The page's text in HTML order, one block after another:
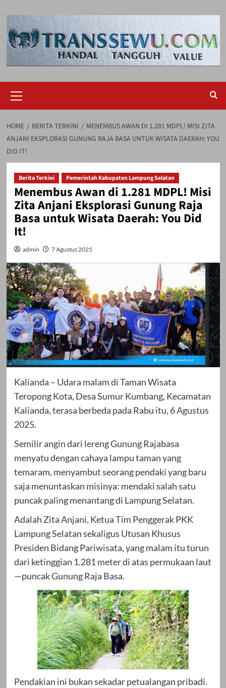
to
content
Menu
HOME BERITA TERKINI
MENEMBUS AWAN DI 1.281 MDPL! MISI ZITA
ANJANI EKSPLORASI GUNUNG RAJA BASA UNTUK WISATA DAERAH: YOU
DID IT!
Berita Terkini Pemerintah Kabupaten Lampung Selatan
Menembus Awan di 1.281 MDPL! Misi
Zita Anjani Eksplorasi Gunung Raja
Basa untuk Wisata Daerah: You Did
It!
admin 7 Agustus 2025
Kalianda – Udara malam di Taman Wisata
Teropong Kota, Desa Sumur Kumbang, Kecamatan
Kalianda, terasa berbeda pada Rabu itu, 6 Agustus
2025.
Semilir angin dari lereng Gunung Rajabasa
menyatu dengan cahaya lampu taman yang
temaram, menyambut seorang pendaki yang baru
saja menuntaskan misinya: mendaki salah satu
puncak paling menantang di Lampung Selatan.
Adalah Zita Anjani, Ketua Tim Penggerak PKK
Lampung Selatan sekaligus Utusan Khusus
Presiden Bidang Pariwisata, yang malam itu turun
dari ketinggian 1.281 meter di atas permukaan laut
—puncak Gunung Raja Basa.
Pendakian ini bukan sekadar petualangan pribadi.